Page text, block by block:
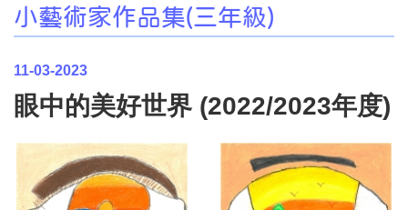
小藝術家作品集(三年級)
11-03-2023
眼中的美好世界 (2022/2023年度)